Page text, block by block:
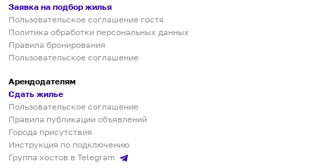
Заявка на подбор жилья
Пользовательское соглашение гостя
Политика обработки персональных данных
Правила бронирования
Пользовательское соглашение
Арендодателям
Сдать жилье
Пользовательское соглашение
Правила публикации объявлений
Города присутствия
Инструкция по подключению
Группа хостов в Telegram